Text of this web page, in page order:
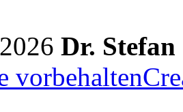
Dr.
vorbehalten